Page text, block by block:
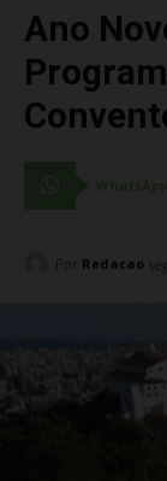
Ano
Por Redacao